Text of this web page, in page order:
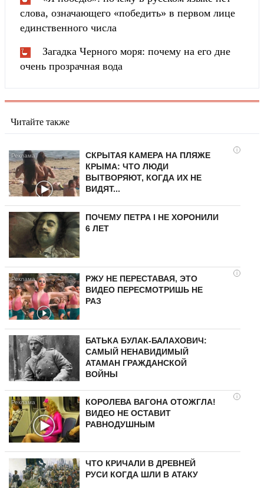
слова, означающего «победить» в первом лице
единственного числа
Загадка Черного моря: почему на его дне
очень прозрачная вода
Читайте также
i
СКРЫТАЯ КАМЕРА НА ПЛЯЖЕ
КРЫМА: ЧТО ЛЮДИ
ВЫТВОРЯЮТ, КОГДА ИХ НЕ
ВИДЯТ...
ПОЧЕМУ ПЕТРА I НЕ ХОРОНИЛИ
6 ЛЕТ
i
РЖУ НЕ ПЕРЕСТАВАЯ, ЭТО
ВИДЕО ПЕРЕСМОТРИШЬ НЕ
РАЗ
БАТЬКА БУЛАК-БАЛАХОВИЧ:
САМЫЙ НЕНАВИДИМЫЙ
АТАМАН ГРАЖДАНСКОЙ
ВОЙНЫ
i
КОРОЛЕВА ВАГОНА ОТОЖГЛА!
ВИДЕО НЕ ОСТАВИТ
РАВНОДУШНЫМ
ЧТО КРИЧАЛИ В ДРЕВНЕЙ
РУСИ КОГДА ШЛИ В АТАКУ